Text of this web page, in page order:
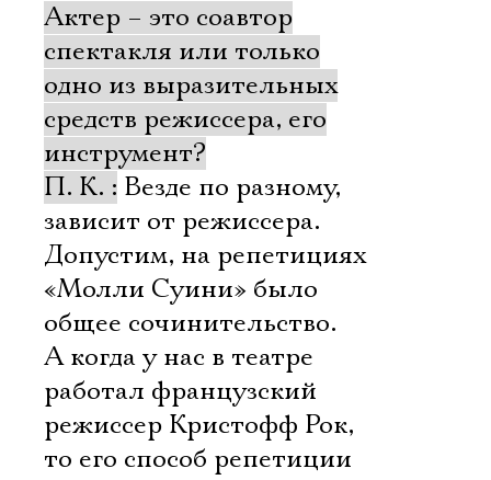
Актер – это соавтор
спектакля или только
одно из выразительных
средств режиссера, его
инструмент?
П. К. : Везде по разному,
зависит от режиссера.
Допустим, на репетициях
«Молли Суини» было
общее сочинительство.
А когда у нас в театре
работал французский
режиссер Кристофф Рок,
то его способ репетиции